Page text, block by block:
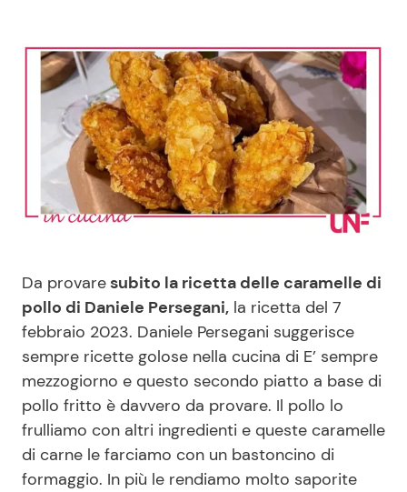
News Cinema
News Musica
News Spettacolo
News dal mondo
Benessere
Moda e Style
Mondo Mamma
News benessere
Salute
Cucina e Ricette
Dolci
Le Ricette in TV
Primi Piatti
Ricette Facili e Veloci
Da provaresubito la ricetta delle caramelle di
pollo di Daniele Persegani, la ricetta del 7
febbraio 2023. Daniele Persegani suggerisce
sempre ricette golose nella cucina di E’ sempre
mezzogiorno e questo secondo piatto a base di
pollo fritto è davvero da provare. Il pollo lo
frulliamo con altri ingredienti e queste caramelle
di carne le farciamo con un bastoncino di
formaggio. In più le rendiamo molto saporite